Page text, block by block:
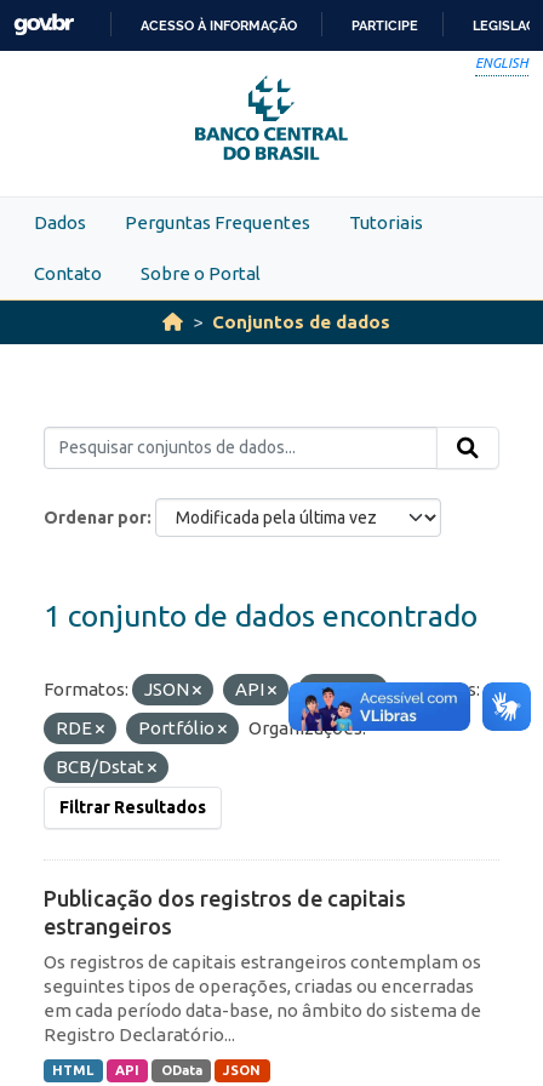
Skip to main content
PARA
O
CONTEÚDO
ACESSO À INFORMAÇÃO PARTICIPE
ENGLISH
Dados Perguntas Frequentes Tutoriais
Contato Sobre o Portal
Conjuntos de dados
Ordenar por
1 conjunto de dados encontrado
Formatos: JSON API OData
Etiquetas:
RDE
Portfólio
Organizações:
BCB/Dstat
Filtrar Resultados
Publicação dos registros de capitais
estrangeiros
Os registros de capitais estrangeiros contemplam os
seguintes tipos de operações, criadas ou encerradas
em cada período data-base, no âmbito do sistema de
Registro Declaratório...
HTML API OData JSON